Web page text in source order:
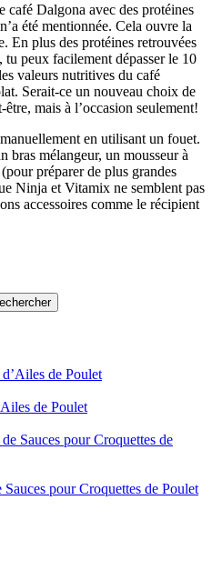
café Dalgona avec des protéines
été mentionnée. Cela ouvre la
En plus des protéines retrouvées
peux facilement dépasser le 10
valeurs nutritives du café
Serait-ce un nouveau choix de
mais à l’occasion seulement!
en utilisant un fouet.
bras mélangeur, un mousseur à
préparer de plus grandes
Ninja et Vitamix ne semblent pas
accessoires comme le récipient
de Poulet
pour Croquettes de Poulet